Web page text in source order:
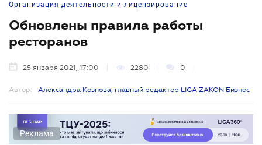
Организация деятельности и лицензирование
Обновлены правила работы
ресторанов
25 января 2021, 17:00 2280 0
Автор: Александра Кознова, главный редактор LIGA ZAKON Бизнес
Реклама